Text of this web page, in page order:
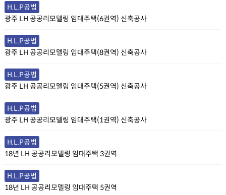
H.L.P공법
광주 LH 공공리모델링 임대주택(6권역) 신축공사
H.L.P공법
광주 LH 공공리모델링 임대주택(8권역) 신축공사
H.L.P공법
광주 LH 공공리모델링 임대주택(5권역) 신축공사
H.L.P공법
광주 LH 공공리모델링 임대주택(1권역) 신축공사
H.L.P공법
18년 LH 공공리모델링 임대주택 3권역
H.L.P공법
18년 LH 공공리모델링 임대주택 5권역